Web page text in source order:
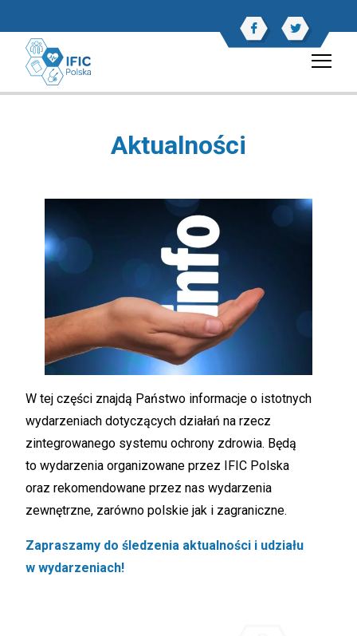
Aktualności
W tej części znajdą Państwo informacje o istotnych
wydarzeniach dotyczących działań na rzecz
zintegrowanego systemu ochrony zdrowia. Będą
to wydarzenia organizowane przez IFIC Polska
oraz rekomendowane przez nas wydarzenia
zewnętrzne, zarówno polskie jak i zagraniczne.
Zapraszamy do śledzenia aktualności i udziału
w wydarzeniach!